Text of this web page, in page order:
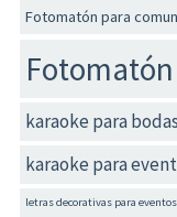
Fotomatón para
karaoke para bodas
karaoke para
letras decorativas para eventos